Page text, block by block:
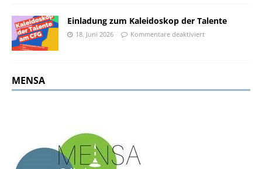
Einladung zum Kaleidoskop der Talente
18. Juni 2026 Kommentare deaktiviert
MENSA